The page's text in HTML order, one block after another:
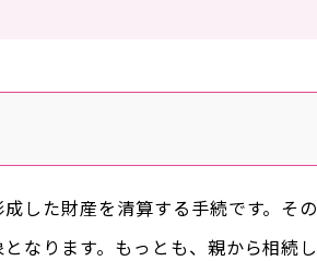
した財産を清算する手続です。その
なります。もっとも、親から相続し